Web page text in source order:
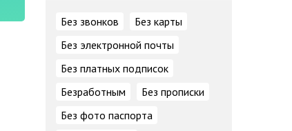
Без звонков
Без карты
Без электронной почты
Без платных подписок
Безработным
Без прописки
Без фото паспорта